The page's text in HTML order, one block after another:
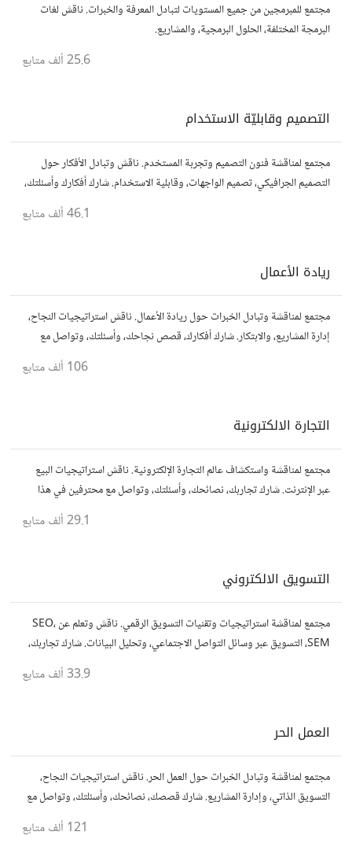
مجتمع للمبرمجين من جميع المستويات لتبادل المعرفة والخبرات. ناقش لغات
البرمجة المختلفة، الحلول البرمجية، والمشاريع.
25.6 ألف متابع
التصميم وقابليّة الاستخدام
مجتمع لمناقشة فنون التصميم وتجربة المستخدم. ناقش وتبادل الأفكار حول
التصميم الجرافيكي، تصميم الواجهات، وقابلية الاستخدام. شارك أفكارك وأسئلتك،
وتواصل مع مصممين ومتخصصين في تحسين تجربة المستخدم.
46.1 ألف متابع
ريادة الأعمال
مجتمع لمناقشة وتبادل الخبرات حول ريادة الأعمال. ناقش استراتيجيات النجاح،
إدارة المشاريع، والابتكار. شارك أفكارك، قصص نجاحك، وأسئلتك، وتواصل مع
106 ألف متابع
التجارة الالكترونية
مجتمع لمناقشة واستكشاف عالم التجارة الإلكترونية. ناقش استراتيجيات البيع
عبر الإنترنت. شارك تجاربك، نصائحك، وأسئلتك، وتواصل مع محترفين في هذا
29.1 ألف متابع
التسويق الالكتروني
مجتمع لمناقشة استراتيجيات وتقنيات التسويق الرقمي. ناقش وتعلم عن SEO،
SEM، التسويق عبر وسائل التواصل الاجتماعي، وتحليل البيانات. شارك تجاربك،
33.9 ألف متابع
العمل الحر
مجتمع لمناقشة وتبادل الخبرات حول العمل الحر. ناقش استراتيجيات النجاح،
التسويق الذاتي، وإدارة المشاريع. شارك قصصك، نصائحك، وأسئلتك، وتواصل مع
121 ألف متابع